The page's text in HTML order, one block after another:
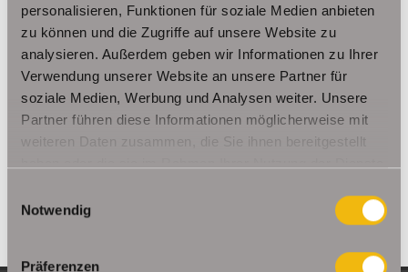
personalisieren, Funktionen für soziale Medien anbieten
zu können und die Zugriffe auf unsere Website zu
analysieren. Außerdem geben wir Informationen zu Ihrer
Verwendung unserer Website an unsere Partner für
soziale Medien, Werbung und Analysen weiter. Unsere
Partner führen diese Informationen möglicherweise mit
weiteren Daten zusammen, die Sie ihnen bereitgestellt
Notwendig
Präferenzen
Tonna / Gräfentonna Udestedt
Unstrut- Hainich /Großengottern
Weimar / Legefeld
Immo Am Ettersberg Haus Am Ettersberg Häuser Am Ettersberg
kaufen Am Ettersberg Immobilie Am Ettersberg Immobilien Am
Ettersberg
Hauskauf Am Ettersberg
Immobilienkauf Am